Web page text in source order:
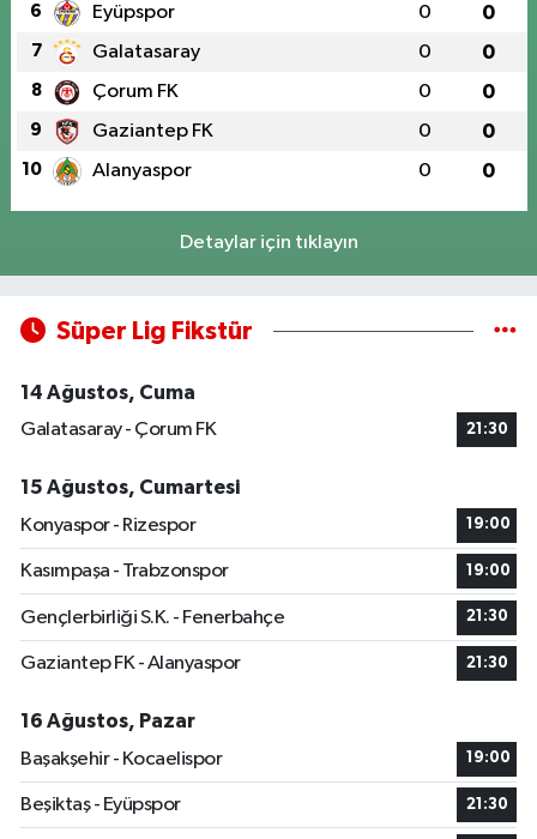
6 Eyüpspor 0 0
7 Galatasaray 0 0
8 Çorum FK 0 0
9 Gaziantep FK 0 0
10 Alanyaspor 0 0
Detaylar için tıklayın
Süper Lig Fikstür
14 Ağustos, Cuma
Galatasaray - Çorum FK
21:30
15 Ağustos, Cumartesi
Konyaspor - Rizespor
19:00
Kasımpaşa - Trabzonspor 19:00
Gençlerbirliği S.K. - Fenerbahçe 21:30
Gaziantep FK - Alanyaspor 21:30
16 Ağustos, Pazar
Başakşehir - Kocaelispor
19:00
Beşiktaş - Eyüpspor 21:30